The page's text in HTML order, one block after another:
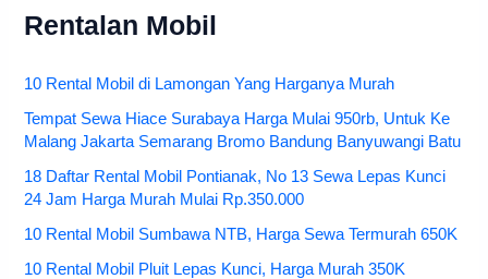
Rentalan Mobil
10 Rental Mobil di Lamongan Yang Harganya Murah
Tempat Sewa Hiace Surabaya Harga Mulai 950rb, Untuk Ke
Malang Jakarta Semarang Bromo Bandung Banyuwangi Batu
18 Daftar Rental Mobil Pontianak, No 13 Sewa Lepas Kunci
24 Jam Harga Murah Mulai Rp.350.000
10 Rental Mobil Sumbawa NTB, Harga Sewa Termurah 650K
10 Rental Mobil Pluit Lepas Kunci, Harga Murah 350K